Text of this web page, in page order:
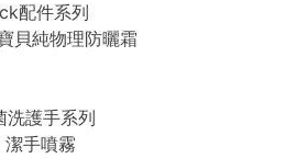
配件系列
貝純物理防曬霜
洗護手系列
手噴霧